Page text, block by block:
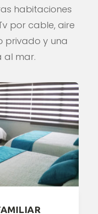
habitaciones
por cable, aire
privado y una
al mar.